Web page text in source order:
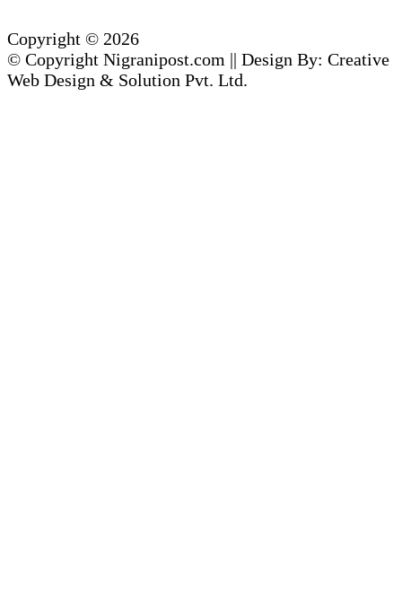
Copyright © 2026
© Copyright Nigranipost.com || Design By: Creative
Web Design & Solution Pvt. Ltd.